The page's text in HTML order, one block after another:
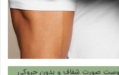
صورت شفاف و بدون چروکی